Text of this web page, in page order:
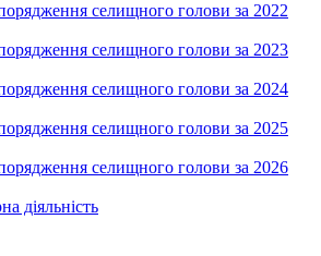
селищного голови за 2022
селищного голови за 2023
селищного голови за 2024
селищного голови за 2025
селищного голови за 2026
діяльність